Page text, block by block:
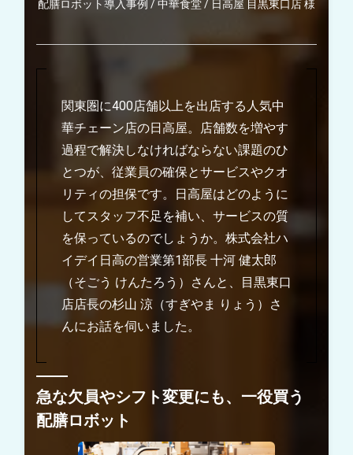
配膳ロボット導入事例 / 中華食堂 / 日高屋 目黒東口店 様
関東圏に400店舗以上を出店する人気中
華チェーン店の日高屋。店舗数を増やす
過程で解決しなければならない課題のひ
とつが、従業員の確保とサービスやクオ
リティの担保です。日高屋はどのように
してスタッフ不足を補い、サービスの質
を保っているのでしょうか。株式会社ハ
イデイ日高の営業第1部長 十河 健太郎
（そごう けんたろう）さんと、目黒東口
店店長の杉山 涼（すぎやま りょう）さ
んにお話を伺いました。
急な欠員やシフト変更にも、一役買う
配膳ロボット